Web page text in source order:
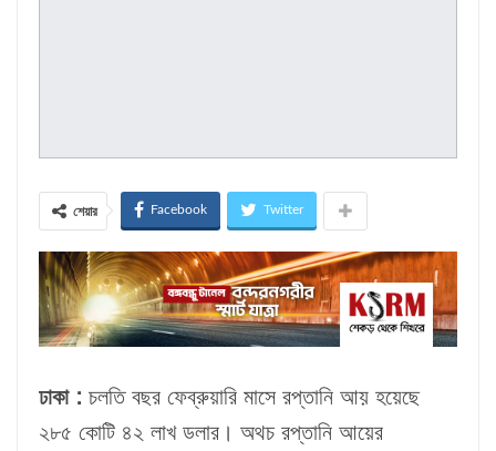
শেয়ার Facebook Twitter
ঢাকা : চলতি বছর ফেব্রুয়ারি মাসে রপ্তানি আয় হয়েছে
২৮৫ কোটি ৪২ লাখ ডলার। অথচ রপ্তানি আয়ের